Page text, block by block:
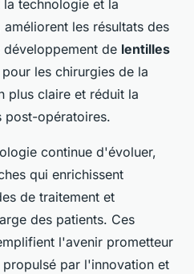
technologie et la
les résultats des
de lentilles
les chirurgies de la
plus claire et réduit la
post-opératoires.
continue d'évoluer,
qui enrichissent
de traitement et
des patients. Ces
l'avenir prometteur
par l'innovation et